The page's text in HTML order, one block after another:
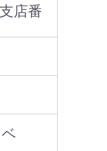
店番